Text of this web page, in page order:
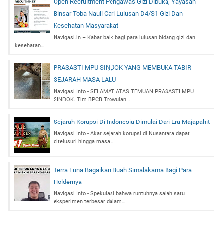
Open Recruitment Pengawas Gizi Dibuka, Yayasan
Binsar Toba Nauli Cari Lulusan D4/S1 Gizi Dan
Kesehatan Masyarakat
Navigasi.in – Kabar baik bagi para lulusan bidang gizi dan
kesehatan…
PRASASTI MPU SIṆḌOK YANG MEMBUKA TABIR
SEJARAH MASA LALU
Navigasi Info - SELAMAT ATAS TEMUAN PRASASTI MPU
SIṆḌOK. Tim BPCB Trowulan…
Sejarah Korupsi Di Indonesia Dimulai Dari Era Majapahit
Navigasi Info - Akar sejarah korupsi di Nusantara dapat
ditelusuri hingga masa…
Terra Luna Bagaikan Buah Simalakama Bagi Para
Holdernya
Navigasi Info - Spekulasi bahwa runtuhnya salah satu
eksperimen terbesar dalam…